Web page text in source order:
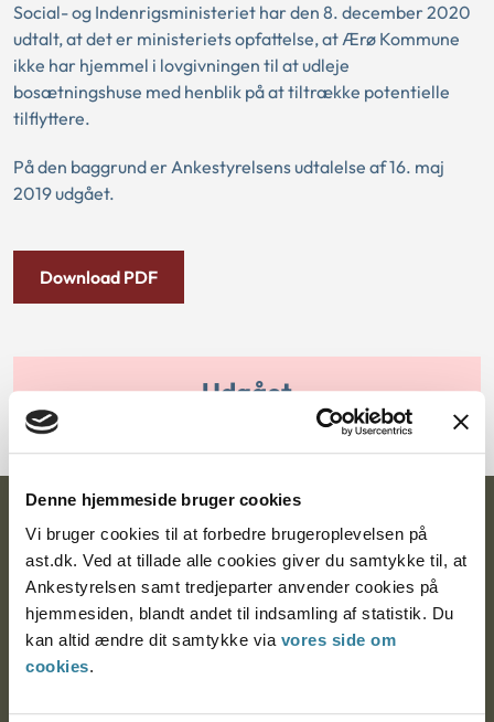
Denne hjemmeside bruger cookies
Vi bruger cookies til at forbedre brugeroplevelsen på
ast.dk. Ved at tillade alle cookies giver du samtykke til, at
Ankestyrelsen samt tredjeparter anvender cookies på
hjemmesiden, blandt andet til indsamling af statistik. Du
kan altid ændre dit samtykke via vores side om
cookies.
Social- og Indenrigsministeriet har den 8. december 2020
udtalt, at det er ministeriets opfattelse, at Ærø Kommune
ikke har hjemmel i lovgivningen til at udleje
bosætningshuse med henblik på at tiltrække potentielle
tilflyttere.
På den baggrund er Ankestyrelsens udtalelse af 16. maj
2019 udgået.
Download PDF
Udgået
Ankestyrelsen
Postadresse:
Nytorv 7, 2. sal
9000 Aalborg